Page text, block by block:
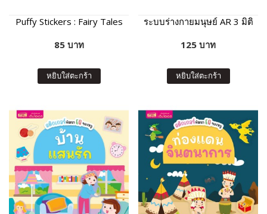
Puffy Stickers : Fairy Tales
85 บาท
หยิบใส่ตะกร้า
ระบบร่างกายมนุษย์ AR 3 มิติ
125 บาท
หยิบใส่ตะกร้า